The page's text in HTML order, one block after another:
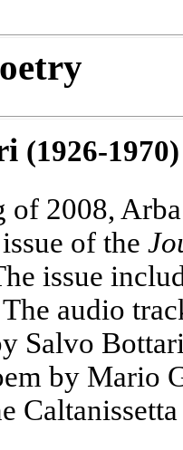
(1926-1970)
of 2008,
of the
issue
audio
Salvo
by Mario